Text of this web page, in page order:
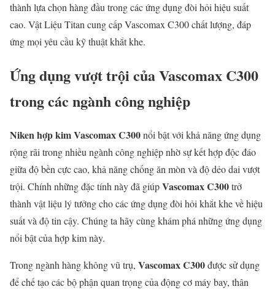
thành lựa chọn hàng đầu trong các ứng dụng đòi hỏi hiệu suất
cao. Vật Liệu Titan cung cấp Vascomax C300 chất lượng, đáp
ứng mọi yêu cầu kỹ thuật khắt khe.
Ứng dụng vượt trội của Vascomax C300
trong các ngành công nghiệp
Niken hợp kim Vascomax C300nổi bật với khả năng ứng dụng
rộng rãi trong nhiều ngành công nghiệp nhờ sự kết hợp độc đáo
giữa độ bền cực cao, khả năng chống ăn mòn và độ dẻo dai vượt
trội. Chính những đặc tính này đã giúpVascomax C300trở
thành vật liệu lý tưởng cho các ứng dụng đòi hỏi khắt khe về hiệu
suất và độ tin cậy. Chúng ta hãy cùng khám phá những ứng dụng
nổi bật của hợp kim này.
Trong ngành hàng không vũ trụ, Vascomax C300được sử dụng
để chế tạo các bộ phận quan trọng của động cơ máy bay, thân